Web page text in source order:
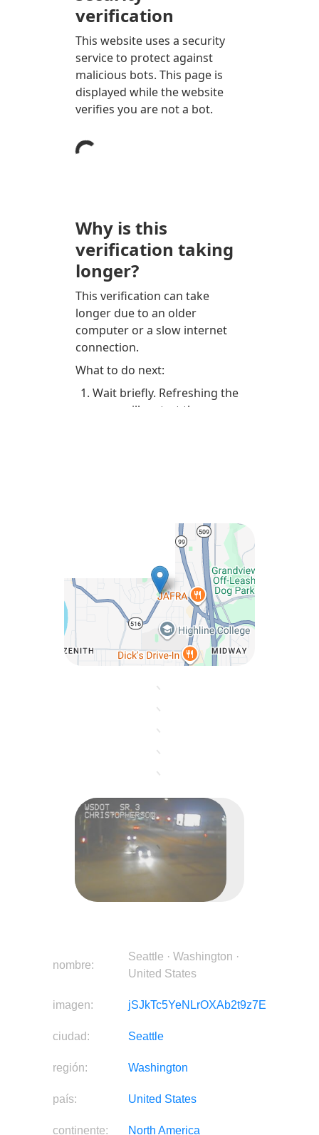
Seattle · Washington · United States
nombre:
Seattle · Washington ·
United States
imagen: jSJkTc5YeNLrOXAb2t9z7E
ciudad: Seattle
región: Washington
país: United States
continente: North America